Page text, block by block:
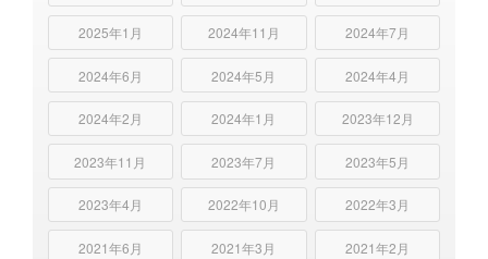
2025年1月 2024年11月 2024年7月
2024年6月 2024年5月 2024年4月
2024年2月 2024年1月 2023年12月
2023年11月 2023年7月 2023年5月
2023年4月 2022年10月 2022年3月
2021年6月 2021年3月 2021年2月